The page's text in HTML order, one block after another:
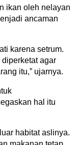
ikan oleh nelayan
ancaman
karena setrum.
agar
itu,” ujarnya.
hal itu
habitat aslinya.